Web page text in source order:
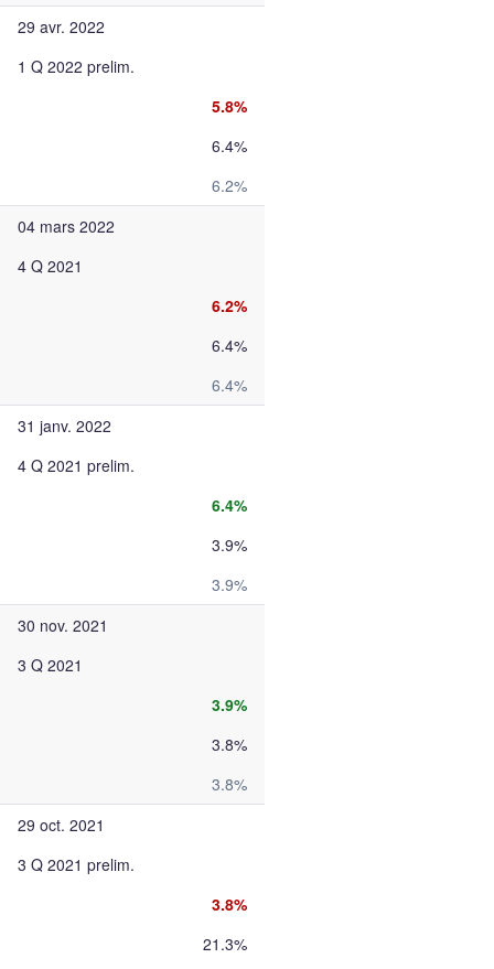
29 avr. 2022
1 Q 2022 prelim.
5.8%
6.4%
6.2%
04 mars 2022
4 Q 2021
6.2%
6.4%
6.4%
31 janv. 2022
4 Q 2021 prelim.
6.4%
3.9%
3.9%
30 nov. 2021
3 Q 2021
3.9%
3.8%
3.8%
29 oct. 2021
3 Q 2021 prelim.
3.8%
21.3%